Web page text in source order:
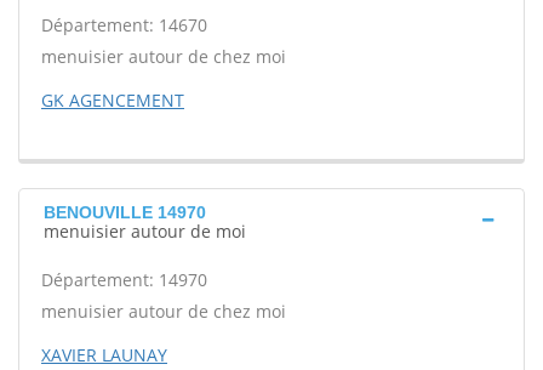
Département: 14670
menuisier autour de chez moi
GK AGENCEMENT
BENOUVILLE 14970
menuisier autour de moi
Département: 14970
menuisier autour de chez moi
XAVIER LAUNAY